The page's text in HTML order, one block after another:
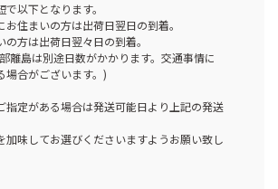
以下となります。
住まいの方は出荷日翌日の到着。
方は出荷日翌々日の到着。
離島は別途日数がかかります。交通事情に
場合がございます。)
指定がある場合は発送可能日より上記の発送
加味してお選びくださいますようお願い致し